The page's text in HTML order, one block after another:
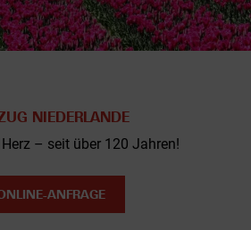
NIEDERLANDE
– seit über 120 Jahren!
ANFRAGE